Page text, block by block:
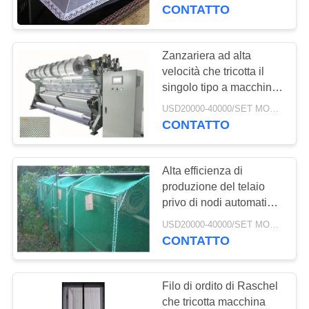
CONTROLLO
DI
QUALITÀ
CONTATTACI
RICHIEDA
UNA
CITAZIONE
MAPPA
DEL
Macchina di
fabbricazione netta
macchina della rete
del raschel
7
Raschel
CONTATTO
Zanzariera ad alta
velocità che tricotta il
singolo tipo a macchina
di Antivari dell'ago con il
sistema d'ingranaggi
USD20000-40000/SET MOQ:1 set
CONTATTO
Alta efficienza di
produzione del telaio
privo di nodi automatico
della zanzariera
CONTATTO
Filo di ordito di Raschel
che tricotta macchina